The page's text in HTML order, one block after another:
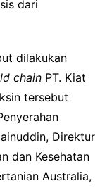
dari
dilakukan
chainPT. Kiat
tersebut
Direktur
dan Kesehatan
Australia,